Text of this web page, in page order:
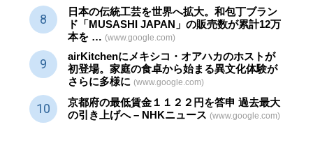
日本の伝統工芸を世界へ拡大。和包丁ブラン
ド「MUSASHI JAPAN」の販売数が累計12万
本を … (www.google.com)
airKitchenにメキシコ・オアハカのホストが
初登場。家庭の食卓から始まる異文化体験が
さらに多様に (www.google.com)
京都府の最低賃金１１２２円を答申 過去最大
の引き上げへ – NHKニュース (www.google.com)